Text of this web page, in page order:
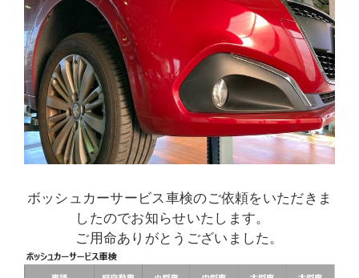
ボッシュカーサービス車検のご依頼をいただきま
したのでお知らせいたします。
ご用命ありがとうございました。